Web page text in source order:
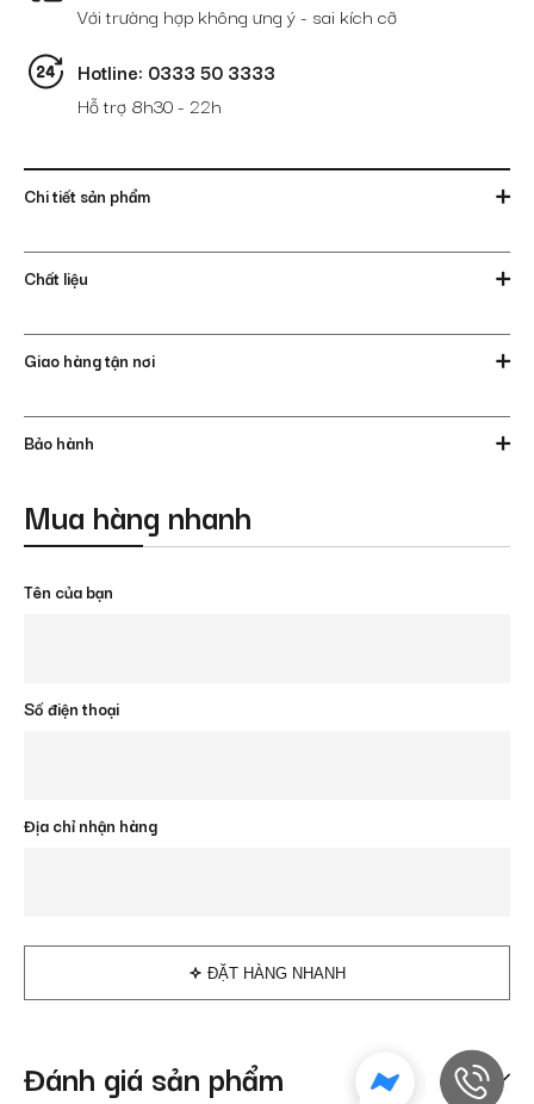
Với trường hợp không ưng ý - sai kích cỡ
Hotline: 0333 50 3333
Hỗ trợ 8h30 - 22h
Chi tiết sản phẩm
Chất liệu
Giao hàng tận nơi
Bảo hành
Mua hàng nhanh
Tên của bạn
Số điện thoại
Địa chỉ nhận hàng
ĐẶT HÀNG NHANH
Đánh giá sản phẩm